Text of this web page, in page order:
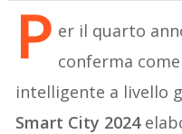
P er il quarto
conferma
intelligente a livello
Smart City 2024